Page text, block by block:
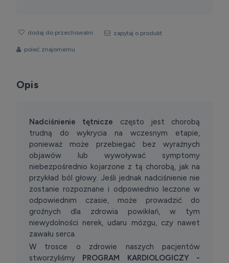
dodaj do przechowalni zapytaj o produkt
poleć znajomemu
Opis
Nadciśnienie tętnicze często jest chorobą
trudną do wykrycia na wczesnym etapie,
ponieważ może przebiegać bez wyraźnych
objawów lub wywoływać symptomy
niebezpośrednio kojarzone z tą chorobą, jak na
przykład ból głowy. Jeśli jednak nadciśnienie nie
zostanie rozpoznane i odpowiednio leczone w
odpowiednim czasie, może prowadzić do
groźnych dla zdrowia powikłań, w tym
niewydolności nerek, udaru mózgu, czy nawet
zawału serca.
W trosce o zdrowie naszych pacjentów
stworzyliśmy PROGRAM KARDIOLOGICZY -